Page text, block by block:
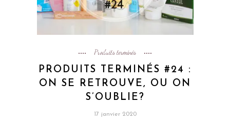
Produits terminés
PRODUITS TERMINÉS #24 :
ON SE RETROUVE, OU ON
S’OUBLIE?
17 janvier 2020